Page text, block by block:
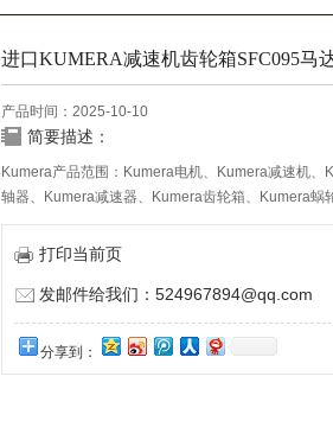
进口KUMERA减速机齿轮箱SFC095马
产品时间：2025-10-10
简要描述：
Kumera产品范围：Kumera电机、Kumera减速机、
轴器、Kumera减速器、Kumera齿轮箱、Kumera蜗
器。进口KUMERA减速机齿轮箱SFC095马达
打印当前页
发邮件给我们：524967894@qq.com
分享到：